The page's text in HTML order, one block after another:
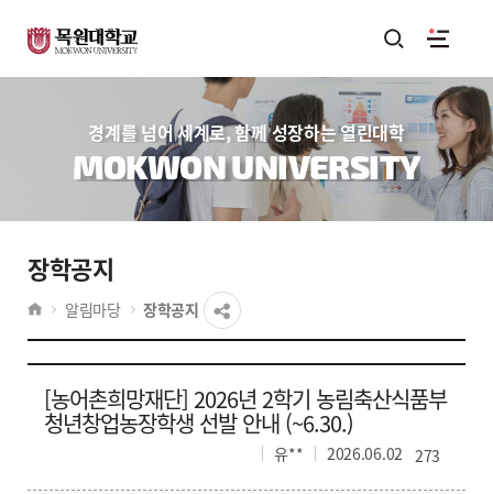
경계를 넘어 세계로, 함께 성장하는 열린대학
MOKWON UNIVERSITY
장학공지
알림마당 장학공지
[농어촌희망재단] 2026년 2학기 농림축산식품부
청년창업농장학생 선발 안내 (~6.30.)
유** 2026.06.02 273